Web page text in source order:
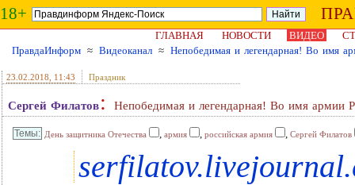
18+
ГЛАВНАЯ НОВОСТИ ВИДЕО
ПравдаИнформ ≈ Видеоканал ≈ Непобедимая и легендарная! Во имя
23.02.2018 , 11:43 Праздник
Сергей Филатов: Непобедимая и легендарная! Во имя армии
День защитника Отечества , армия , российская армия , Сергей Филатов